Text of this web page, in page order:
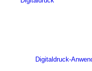
Digitaldruck-